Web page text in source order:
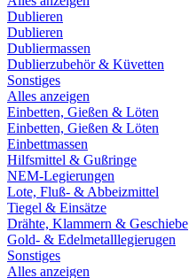
Dublieren
Dublieren
Dubliermassen
Dublierzubehör & Küvetten
Sonstiges
Alles anzeigen
Einbetten, Gießen & Löten
Einbetten, Gießen & Löten
Einbettmassen
Hilfsmittel & Gußringe
NEM-Legierungen
Lote, Fluß- & Abbeizmittel
Tiegel & Einsätze
Drähte, Klammern & Geschiebe
Gold- & Edelmetalllegierugen
Sonstiges
Alles anzeigen